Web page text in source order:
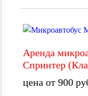
Аренда
Спринтер
цена от 900